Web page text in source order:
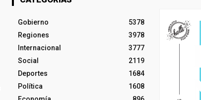
Gobierno
5378
Regiones
3978
Internacional
3777
Social
2119
Deportes
1684
Política
1608